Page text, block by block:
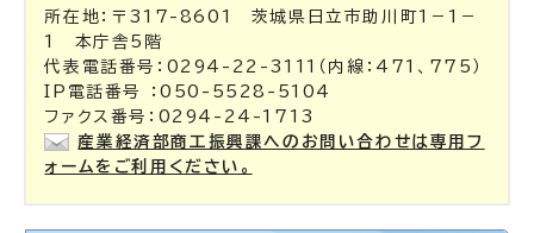
所在地：〒317-8601 茨城県日立市助川町1－1－
1 本庁舎5階
代表電話番号：0294-22-3111（内線：471、775）
IP電話番号 ：050-5528-5104
ファクス番号：0294-24-1713
産業経済部商工振興課へのお問い合わせは専用フ
ォームをご利用ください。